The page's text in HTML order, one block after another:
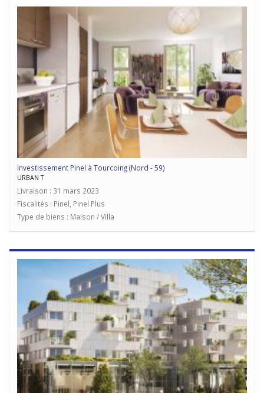
Investissement Pinel à Tourcoing (Nord - 59)
URBAN T
Livraison : 31 mars 2023
Fiscalités : Pinel, Pinel Plus
Type de biens : Maison / Villa